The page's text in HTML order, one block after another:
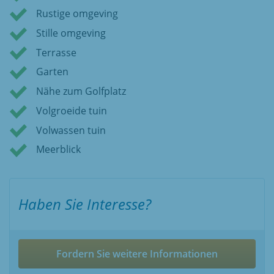
Rustige omgeving
Stille omgeving
Terrasse
Garten
Nähe zum Golfplatz
Volgroeide tuin
Volwassen tuin
Meerblick
Haben Sie Interesse?
Fordern Sie weitere Informationen